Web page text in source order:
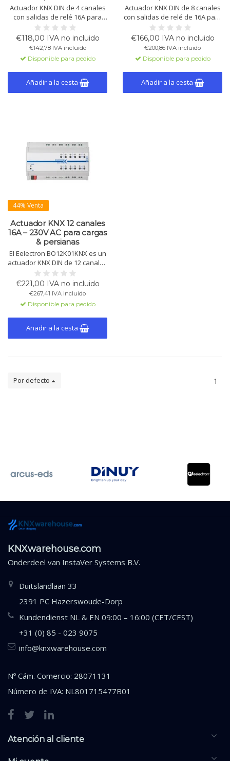
Actuador KNX DIN de 4 canales
con salidas de relé 16A para
iluminación, cargas y control de
persianas o estores. Incluye 8
bloques lógicos y una interfaz
KNX integrada para una
automatización fiable.
€118,00 IVA no incluido
€142,78 IVA incluido
Disponible para pedido
Añadir a la cesta
Actuador KNX DIN de 8 canales
con salidas de relé de 16A para
iluminación, cargas generales y
control de persianas o estores.
Incluye 8 funciones lógicas y
una interfaz KNX integrada
para una automatización fiable
del edificio.
€166,00 IVA no incluido
€200,86 IVA incluido
Disponible para pedido
Añadir a la cesta
44% Venta
Actuador KNX 12 canales
16A – 230V AC para cargas
& persianas
El Eelectron BO12K01KNX es un
actuador KNX DIN de 12 canales
con relés de 16A para
iluminación, cargas eléctricas y
control de persianas o estores.
Incluye 8 funciones lógicas e
interfaz KNX integrada para
una automatización fiable.
€221,00 IVA no incluido
€267,41 IVA incluido
Disponible para pedido
Añadir a la cesta
Por defecto 1
KNXwarehouse.com
Onderdeel van InstaVer Systems B.V.
Duitslandlaan 33
2391 PC Hazerswoude-Dorp
Kundendienst NL & EN 09:00 – 16:00 (CET/CEST)
+31 (0) 85 - 023 9075
info@knxwarehouse.com
Nº Cám. Comercio: 28071131
Número de IVA: NL801715477B01
Atención al cliente